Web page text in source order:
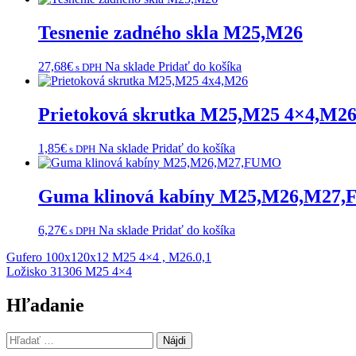
Tesnenie zadného skla M25,M26
27,68€ s DPH Na sklade Pridať do košíka
Prietoková skrutka M25,M25 4×4,M26
1,85€ s DPH Na sklade Pridať do košíka
Guma klinová kabíny
6,27€ s DPH Na sklade Pridať do košíka
Navigácia
v
článku
Gufero 100x120x12 M25 4×4 , M26.0,1
Ložisko 31306 M25 4×4
Hľadanie
Hľadať: